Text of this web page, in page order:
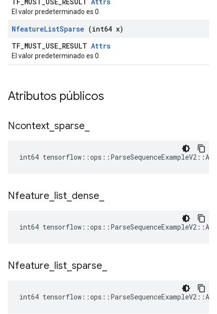
El valor predeterminado es 0.
NfeatureListSparse (int64 x)
TF_MUST_USE_RESULT Attrs
El valor predeterminado es 0.
Atributos públicos
Ncontext sparse
int64
Nfeature list dense
int64
Nfeature list sparse
int64